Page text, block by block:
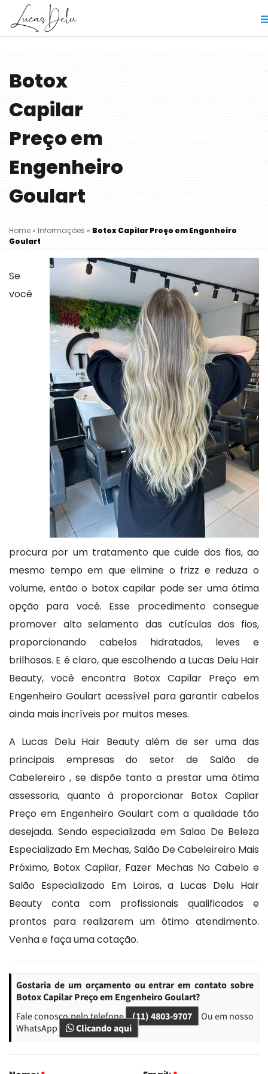
Botox
Capilar
Preço em
Engenheiro
Goulart
Home » Informações » Botox Capilar Preço em Engenheiro
Goulart
Se
você
procura por um tratamento que cuide dos fios, ao
mesmo tempo em que elimine o frizz e reduza o
volume, então o botox capilar pode ser uma ótima
opção para você. Esse procedimento consegue
promover alto selamento das cutículas dos fios,
proporcionando cabelos hidratados, leves e
brilhosos. E é claro, que escolhendo a Lucas Delu Hair
Beauty, você encontra Botox Capilar Preço em
Engenheiro Goulart acessível para garantir cabelos
ainda mais incríveis por muitos meses.
A Lucas Delu Hair Beauty além de ser uma das
principais empresas do setor de Salão de
Cabelereiro , se dispõe tanto a prestar uma ótima
assessoria, quanto à proporcionar Botox Capilar
Preço em Engenheiro Goulart com a qualidade tão
desejada. Sendo especializada em Salao De Beleza
Especializado Em Mechas, Salão De Cabeleireiro Mais
Próximo, Botox Capilar, Fazer Mechas No Cabelo e
Salão Especializado Em Loiras, a Lucas Delu Hair
Beauty conta com profissionais qualificados e
prontos para realizarem um ótimo atendimento.
Venha e faça uma cotação.
Gostaria de um orçamento ou entrar em contato sobre
Botox Capilar Preço em Engenheiro Goulart?
Fale conosco pelo telefone (11) 4803-9707
Ou em nosso
WhatsApp
Clicando aqui